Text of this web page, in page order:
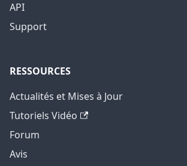
API
Support
RESSOURCES
Actualités et Mises à Jour
Tutoriels Vidéo
Forum
Avis